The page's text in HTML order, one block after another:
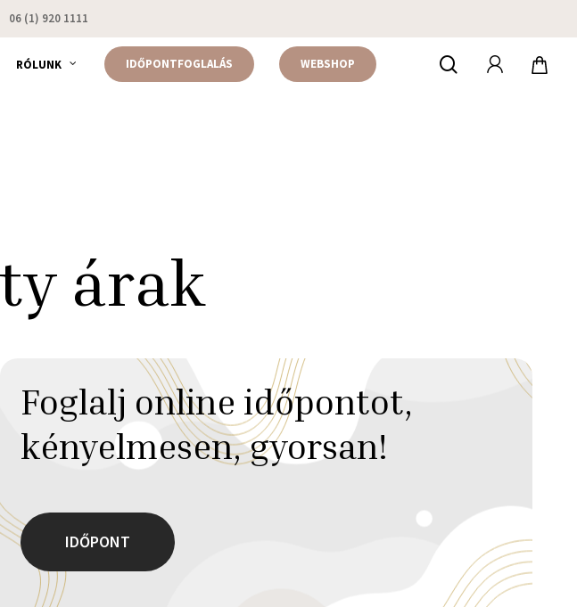
06 (1) 920 1111
RÓLUNK IDŐPONTFOGLALÁS WEBSHOP keresés
árak
Foglalj online időpontot,
kényelmesen, gyorsan!
IDŐPONT